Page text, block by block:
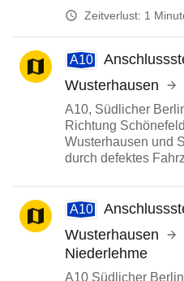
Zeitverlust: 1
A10
Wusterhausen
A10, Südlicher
Richtung
Wusterhausen und
durch defektes
A10
Wusterhausen
Niederlehme
A10 Südlicher